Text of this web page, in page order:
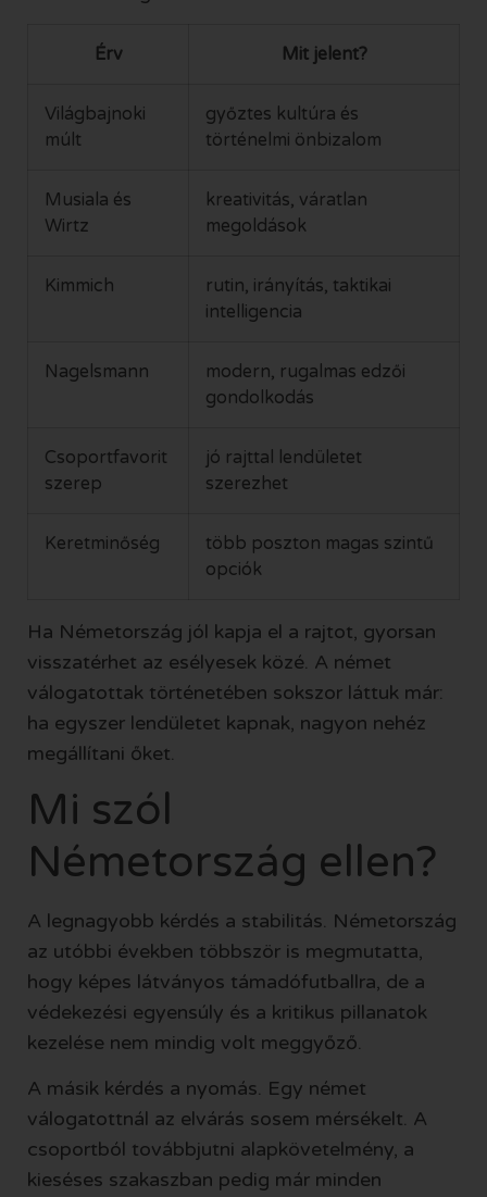
Érv Mit jelent?
Világbajnoki
múlt
győztes kultúra és
történelmi önbizalom
Musiala és
Wirtz
kreativitás, váratlan
megoldások
Kimmich
rutin, irányítás, taktikai
intelligencia
Nagelsmann
modern, rugalmas edzői
gondolkodás
Csoportfavorit
szerep
jó rajttal lendületet
szerezhet
Keretminőség
több poszton magas szintű
opciók
Ha Németország jól kapja el a rajtot, gyorsan
visszatérhet az esélyesek közé. A német
válogatottak történetében sokszor láttuk már:
ha egyszer lendületet kapnak, nagyon nehéz
megállítani őket.
Mi szól
Németország ellen?
A legnagyobb kérdés a stabilitás. Németország
az utóbbi években többször is megmutatta,
hogy képes látványos támadófutballra, de a
védekezési egyensúly és a kritikus pillanatok
kezelése nem mindig volt meggyőző.
A másik kérdés a nyomás. Egy német
válogatottnál az elvárás sosem mérsékelt. A
csoportból továbbjutni alapkövetelmény, a
kieséses szakaszban pedig már minden